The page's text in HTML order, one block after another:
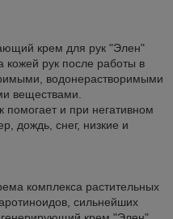
крем для рук "Элен"
кожей рук после работы в
водонерастворимыми
веществами.
и при негативном
дождь, снег, низкие и
комплекса растительных
сильнейших